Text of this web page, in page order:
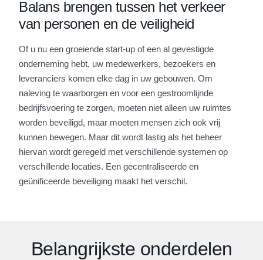
Balans brengen tussen het verkeer
van personen en de veiligheid
Of u nu een groeiende start-up of een al gevestigde
onderneming hebt, uw medewerkers, bezoekers en
leveranciers komen elke dag in uw gebouwen. Om
naleving te waarborgen en voor een gestroomlijnde
bedrijfsvoering te zorgen, moeten niet alleen uw ruimtes
worden beveiligd, maar moeten mensen zich ook vrij
kunnen bewegen. Maar dit wordt lastig als het beheer
hiervan wordt geregeld met verschillende systemen op
verschillende locaties. Een gecentraliseerde en
geünificeerde beveiliging maakt het verschil.
Belangrijkste onderdelen